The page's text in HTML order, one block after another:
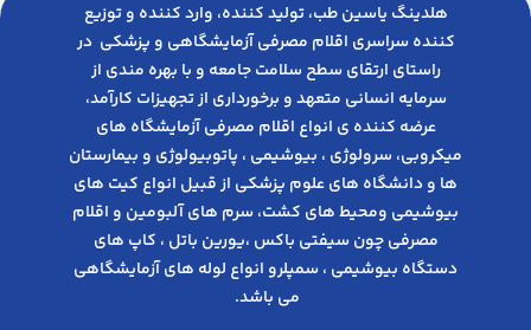
هلدینگ یاسین طب، تولید کننده، وارد کننده و توزیع
کننده سراسری اقلام مصرفی آزمایشگاهی و پزشکی در
راﺳﺘﺎی ارﺗﻘﺎی ﺳﻄﺢ ﺳﻼﻣﺖ ﺟﺎﻣﻌﻪ و ﺑﺎ ﺑﻬﺮه ﻣﻨﺪی از
ﺳﺮﻣﺎﯾﻪ انسانی متعهد و ﺑﺮﺧﻮرداری از ﺗﺠﻬﯿﺰات ﮐﺎرآﻣﺪ،
عرضه کننده ی انواع اﻗﻼم مصرفی آزﻣﺎﯾﺸﮕﺎه های
میکروبی، ﺳﺮوﻟﻮژی ، ﺑﯿﻮﺷﯿﻤﯽ ، پاتوبیولوژی و بیمارستان
ها و دانشگاه های علوم پزشکی از قبیل انواع کیت های
بیوشیمی ومحیط های کشت، سرم های آلبومین و اقلام
مصرفی چون سیفتی باکس ،یورین باتل ، کاپ های
دستگاه بیوشیمی ، سمپلرو انواع لوله های آزمایشگاهی
می باشد.